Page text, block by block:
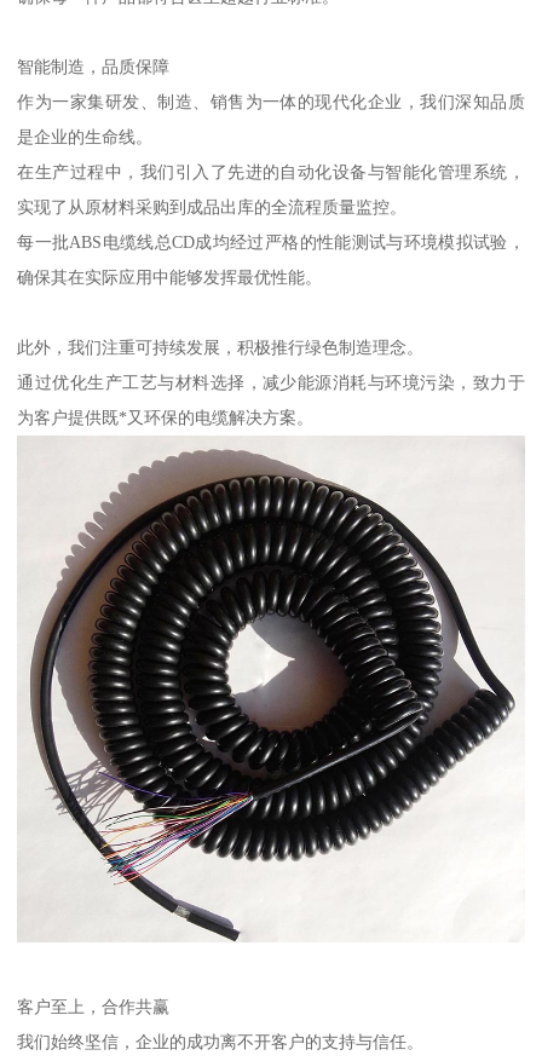
智能制造，品质保障
作为一家集研发、制造、销售为一体的现代化企业，我们深知品质
是企业的生命线。
在生产过程中，我们引入了先进的自动化设备与智能化管理系统，
实现了从原材料采购到成品出库的全流程质量监控。
每一批ABS电缆线总CD成均经过严格的性能测试与环境模拟试验，
确保其在实际应用中能够发挥最优性能。
此外，我们注重可持续发展，积极推行绿色制造理念。
通过优化生产工艺与材料选择，减少能源消耗与环境污染，致力于
为客户提供既*又环保的电缆解决方案。
客户至上，合作共赢
我们始终坚信，企业的成功离不开客户的支持与信任。